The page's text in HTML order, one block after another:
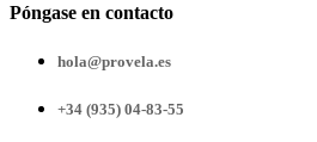
Póngase en contacto
hola@provela.es
+34 (935) 04-83-55